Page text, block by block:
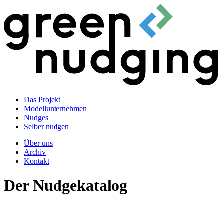
Das Projekt
Modellunternehmen
Nudges
Selber nudgen
Über uns
Archiv
Kontakt
Der Nudgekatalog